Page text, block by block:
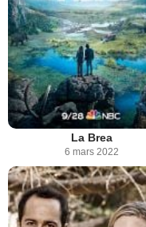
La Brea
6 mars 2022